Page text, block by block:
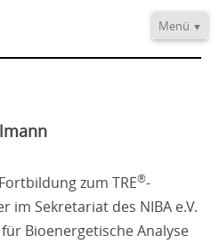
Menü
zum TRE®-
im Sekretariat des NIBA e.V.
Bioenergetische Analyse